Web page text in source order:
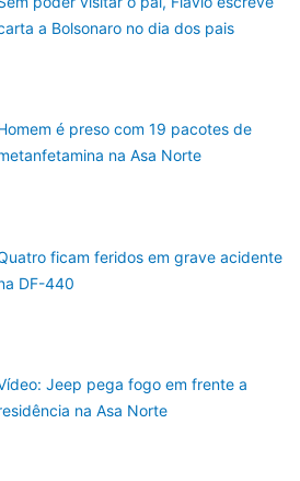
a Bolsonaro no dia dos pais
é preso com 19 pacotes de
na Asa Norte
ficam feridos em grave acidente
DF-440
Jeep pega fogo em frente a
na Asa Norte